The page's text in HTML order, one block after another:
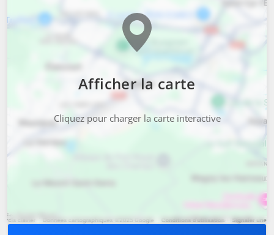
Afficher la carte
Cliquez pour charger la carte interactive